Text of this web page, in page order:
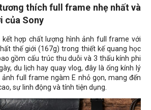
thích full frame nhẹ nhất và
của Sony
kết hợp chất lượng hình ảnh full frame với
thế giới (167g) trong thiết kế quang học
gồm cấu trúc thu duỗi và 3 thấu kính phi
du lịch hay quay vlog, đây là ống kính lý
full frame ngàm E nhỏ gọn, mang đến
sự linh động và tính tiện dụng.